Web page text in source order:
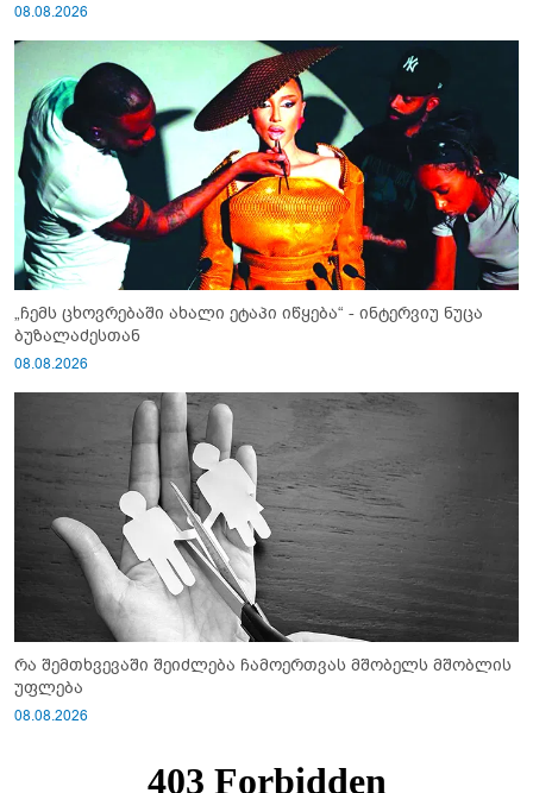
08.08.2026
„ჩემს ცხოვრებაში ახალი ეტაპი იწყება“ - ინტერვიუ ნუცა
ბუზალაძესთან
08.08.2026
რა შემთხვევაში შეიძლება ჩამოერთვას მშობელს მშობლის
უფლება
08.08.2026